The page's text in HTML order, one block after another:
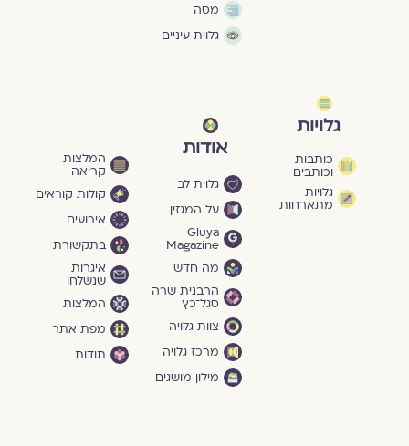
מסה
גלוית עיניים
גלויות
כותבות
וכותבים
גלויות
מתארחות
אודות
גלוית לב
על המגזין
Gluya
Magazine
מה חדש
הרבנית שרה
סגל־כץ
צוות גלויה
מרכז גלויה
מילון מושגים
המלצות
קריאה
קולות קוראים
אירועים
בתקשורת
איגרות
שנשלחו
המלצות
מפת אתר
תודות